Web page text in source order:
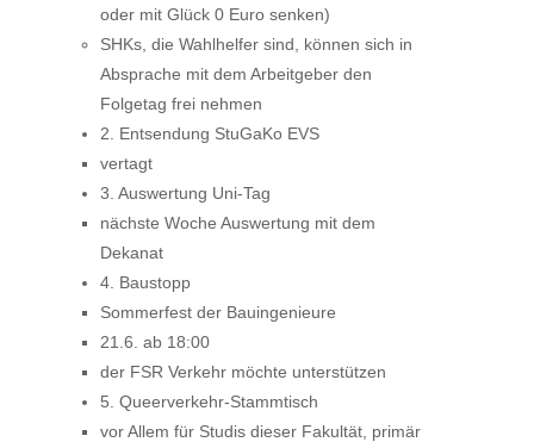
oder mit Glück 0 Euro senken)
SHKs, die Wahlhelfer sind, können sich in
Absprache mit dem Arbeitgeber den
Folgetag frei nehmen
2. Entsendung StuGaKo EVS
vertagt
3. Auswertung Uni-Tag
nächste Woche Auswertung mit dem
Dekanat
4. Baustopp
Sommerfest der Bauingenieure
21.6. ab 18:00
der FSR Verkehr möchte unterstützen
5. Queerverkehr-Stammtisch
vor Allem für Studis dieser Fakultät, primär